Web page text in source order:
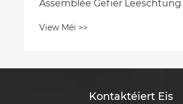
Assemblée Gefier Leeschtung
View Méi >>
Kontaktéiert Eis